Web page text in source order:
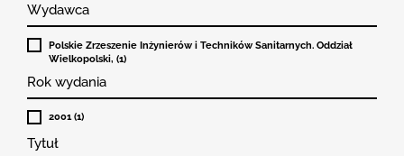
Wydawca
Polskie Zrzeszenie Inżynierów i Techników Sanitarnych. Oddział
Wielkopolski, (1)
Rok wydania
2001 (1)
Tytuł